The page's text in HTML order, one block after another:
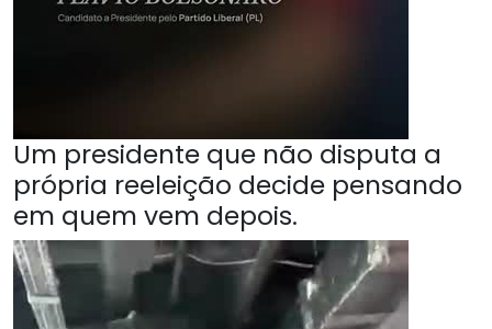
Um presidente que não disputa a
própria reeleição decide pensando
em quem vem depois.